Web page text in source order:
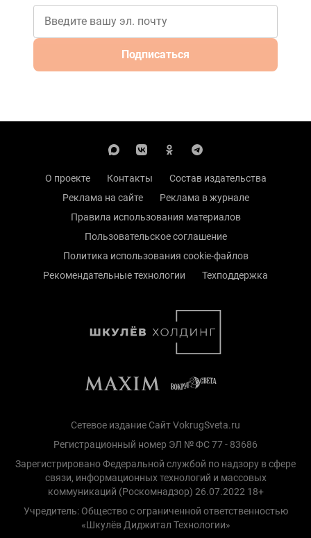
Подписаться
О проекте Контакты
Состав издательства
Реклама на сайте
Реклама в журнале
Правила использования материалов
Пользовательское соглашение
Политика использования cookie-файлов
Рекомендательные технологии
Техподдержка
Сетевое издание Сайт VokrugSveta.ru
Регистрационный номер ЭЛ № ФС 77 - 83686
Зарегистрировано Федеральной службой по надзору в сфере
связи, информационных технологий и массовых
коммуникаций (Роскомнадзор) 26.07.2022 18+
Учредитель: Общество с ограниченной ответственностью
«Шкулёв Диджитал Технологии»